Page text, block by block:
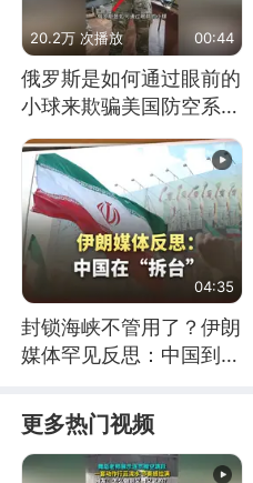
20.2万 次播放 00:44
俄罗斯是如何通过眼前的
小球来欺骗美国防空系统
的
04:35
封锁海峡不管用了？伊朗
媒体罕见反思：中国到底
更多热门视频